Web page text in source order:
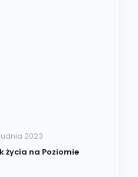
2023
życia na Poziomie